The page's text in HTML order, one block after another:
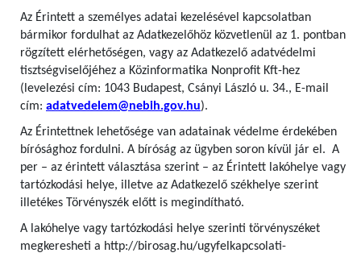
Az Érintett a személyes adatai kezelésével kapcsolatban
bármikor fordulhat az Adatkezelőhöz közvetlenül az 1. pontban
rögzített elérhetőségen, vagy az Adatkezelő adatvédelmi
tisztségviselőjéhez a Közinformatika Nonprofit Kft-hez
(levelezési cím: 1043 Budapest, Csányi László u. 34., E-mail
cím: adatvedelem@nebih.gov.hu).
Az Érintettnek lehetősége van adatainak védelme érdekében
bírósághoz fordulni. A bíróság az ügyben soron kívül jár el. A
per – az érintett választása szerint – az Érintett lakóhelye vagy
tartózkodási helye, illetve az Adatkezelő székhelye szerint
illetékes Törvényszék előtt is megindítható.
A lakóhelye vagy tartózkodási helye szerinti törvényszéket
megkeresheti a http://birosag.hu/ugyfelkapcsolati-